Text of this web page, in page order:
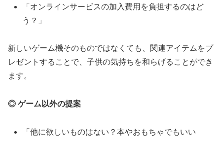
「オンラインサービスの加入費用を負担するのはど
う？」
新しいゲーム機そのものではなくても、関連アイテムをプ
レゼントすることで、子供の気持ちを和らげることができ
ます。
◎ ゲーム以外の提案
「他に欲しいものはない？本やおもちゃでもいい